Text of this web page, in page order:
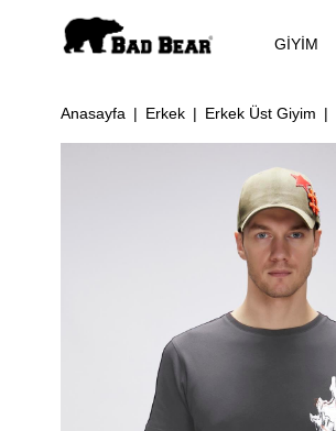
GİYİM
Anasayfa Erkek Erkek Üst Giyim